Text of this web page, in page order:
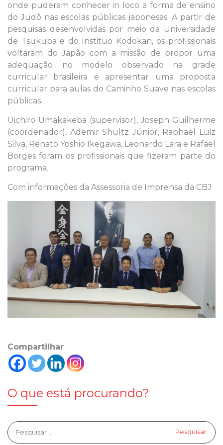
onde puderam conhecer in loco a forma de ensino
do Judô nas escolas públicas japonesas. A partir de
pesquisas desenvolvidas por meio da Universidade
de Tsukuba e do Instituo Kodokan, os profissionais
voltaram do Japão com a missão de propor uma
adequação no modelo observado na grade
curricular brasileira e apresentar uma proposta
curricular para aulas do Caminho Suave nas escolas
públicas.
Uichiro Umakakeba (supervisor), Joseph Guilherme
(coordenador), Ademir Shultz Júnior, Raphael Luiz
Silva, Renato Yoshio Ikegawa, Leonardo Lara e Rafael
Borges foram os profissionais que fizeram parte do
programa.
Com informações da Assessoria de Imprensa da CBJ
Compartilhar
O que está procurando?